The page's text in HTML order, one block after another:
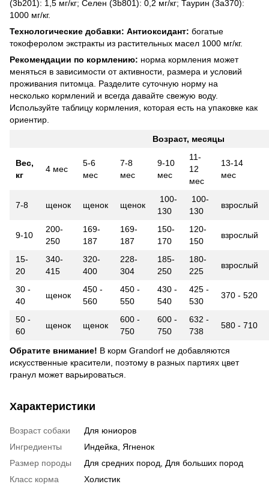
(3b201): 1,5 мг/кг; Селен (3b801): 0,2 мг/кг; Таурин (3a370):
1000 мг/кг.
Технологические добавки: Антиоксидант: богатые
токоферолом экстракты из растительных масел 1000 мг/кг.
Рекомендации по кормлению: норма кормления может
меняться в зависимости от активности, размера и условий
проживания питомца. Разделите суточную норму на
несколько кормлений и всегда давайте свежую воду.
Используйте таблицу кормления, которая есть на упаковке как
ориентир.
Возраст, месяцы
Вес,
кг
4 мес
5-6
мес
7-8
мес
9-10
мес
11-
12
мес
13-14
мес
7-8 щенок щенок щенок
100-
130
100-
130
взрослый
9-10
200-
250
169-
187
169-
187
150-
170
120-
150
взрослый
15-
20
340-
415
320-
400
228-
304
185-
250
180-
225
взрослый
30 -
40
щенок
450 -
560
450 -
550
430 -
540
425 -
530
370 - 520
50 -
60
щенок щенок
600 -
750
600 -
750
632 -
738
580 - 710
Обратите внимание! В корм Grandorf не добавляются
искусственные красители, поэтому в разных партиях цвет
гранул может варьироваться.
Характеристики
Возраст собаки
Для юниоров
Ингредиенты
Индейка, Ягненок
Размер породы
Для средних пород, Для больших пород
Класс корма
Холистик